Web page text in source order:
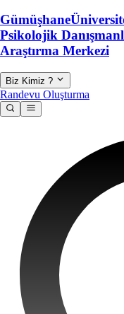
Gümüşhane
Psikolojik
Araştırma Merkezi
Biz Kimiz ?
Randevu Oluşturma